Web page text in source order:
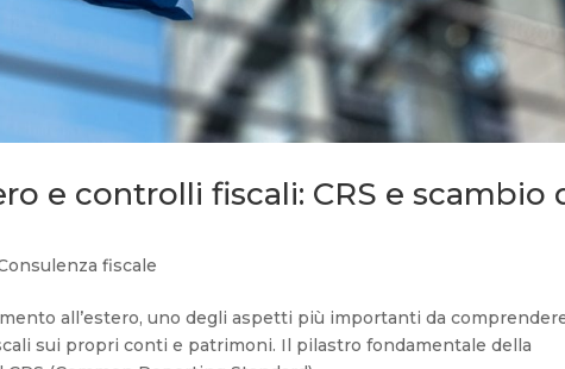
e controlli fiscali: CRS e scambio
fiscale
all’estero, uno degli aspetti più importanti da
sui propri conti e patrimoni. Il pilastro fondamentale della